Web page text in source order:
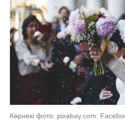
Көрнекі фото: pixabay.com: